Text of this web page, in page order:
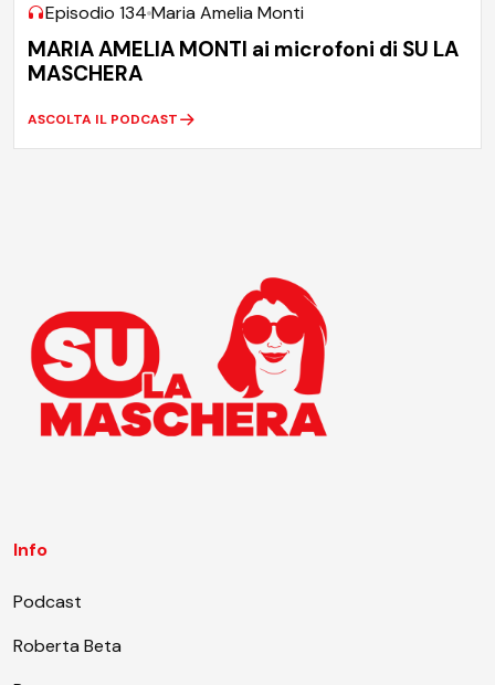
Episodio 134 Maria Amelia Monti
MARIA AMELIA MONTI ai microfoni di SU LA
MASCHERA
ASCOLTA IL PODCAST
Info
Podcast
Roberta Beta